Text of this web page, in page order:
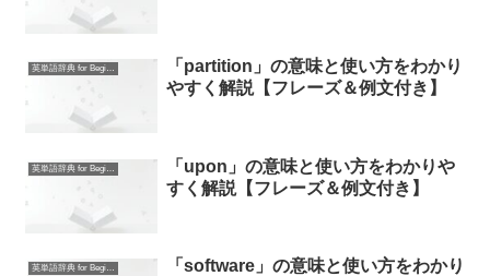
英単語辞典 for Beginners
「partition」の意味と使い方をわかり
やすく解説【フレーズ＆例文付き】
英単語辞典 for Beginners
「upon」の意味と使い方をわかりや
すく解説【フレーズ＆例文付き】
英単語辞典 for Beginners
「software」の意味と使い方をわかり